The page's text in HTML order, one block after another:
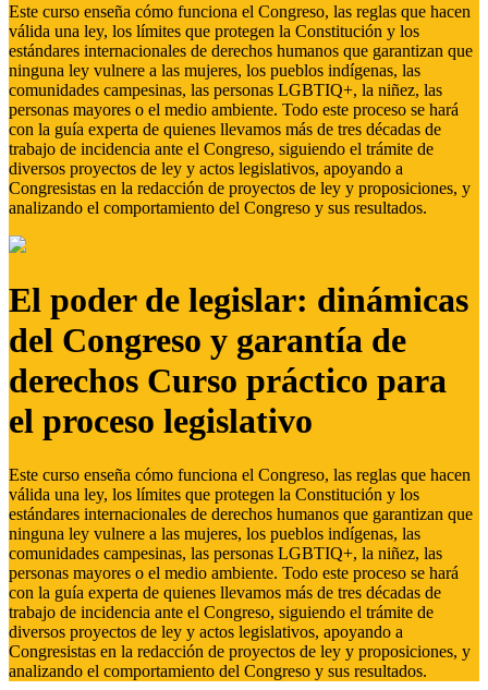
Este curso enseña cómo funciona el Congreso, las reglas que hacen
válida una ley, los límites que protegen la Constitución y los
estándares internacionales de derechos humanos que garantizan que
ninguna ley vulnere a las mujeres, los pueblos indígenas, las
comunidades campesinas, las personas LGBTIQ+, la niñez, las
personas mayores o el medio ambiente. Todo este proceso se hará
con la guía experta de quienes llevamos más de tres décadas de
trabajo de incidencia ante el Congreso, siguiendo el trámite de
diversos proyectos de ley y actos legislativos, apoyando a
Congresistas en la redacción de proyectos de ley y proposiciones, y
analizando el comportamiento del Congreso y sus resultados.
El poder de legislar: dinámicas
del Congreso y garantía de
derechos Curso práctico para
el proceso legislativo
Este curso enseña cómo funciona el Congreso, las reglas que hacen
válida una ley, los límites que protegen la Constitución y los
estándares internacionales de derechos humanos que garantizan que
ninguna ley vulnere a las mujeres, los pueblos indígenas, las
comunidades campesinas, las personas LGBTIQ+, la niñez, las
personas mayores o el medio ambiente. Todo este proceso se hará
con la guía experta de quienes llevamos más de tres décadas de
trabajo de incidencia ante el Congreso, siguiendo el trámite de
diversos proyectos de ley y actos legislativos, apoyando a
Congresistas en la redacción de proyectos de ley y proposiciones, y
analizando el comportamiento del Congreso y sus resultados.